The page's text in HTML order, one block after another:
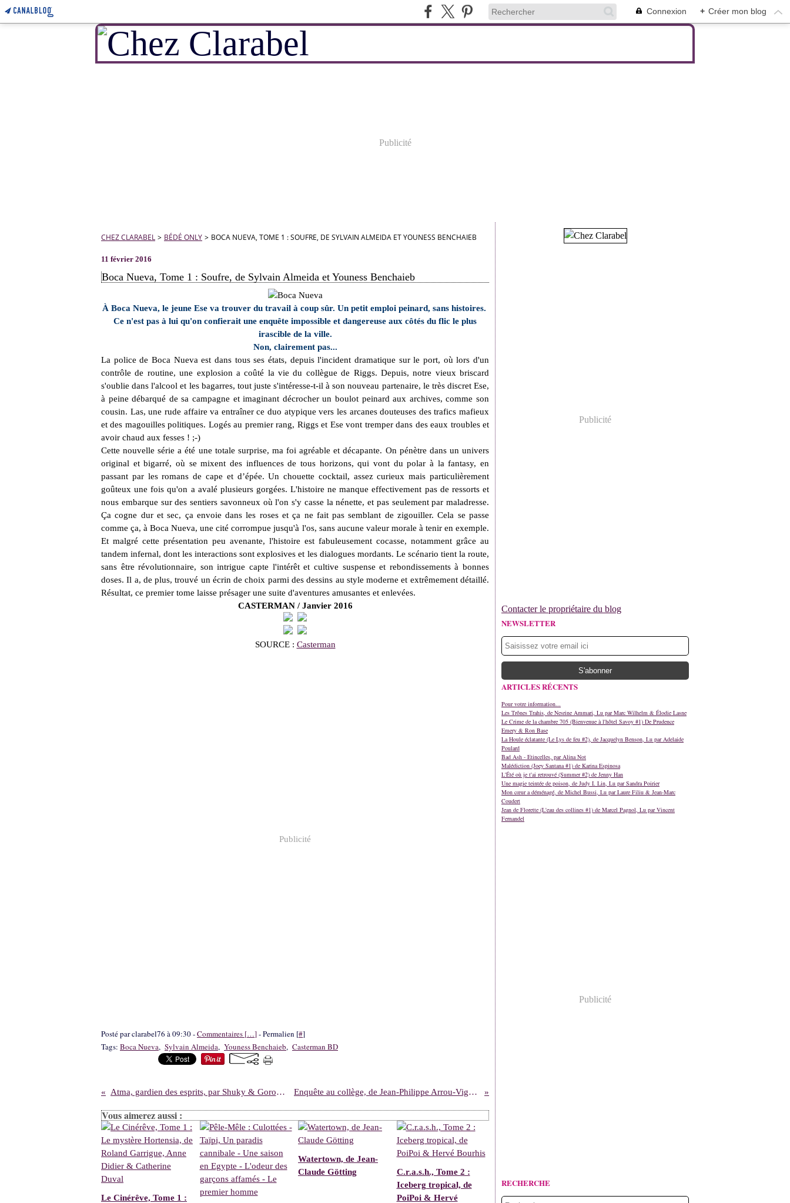
Connexion + Créer mon blog
Publicité
CHEZ CLARABEL > BÉDÉ ONLY > BOCA NUEVA, TOME 1 : SOUFRE, DE SYLVAIN ALMEIDA ET YOUNESS BENCHAIEB
11 février 2016
Boca Nueva, Tome 1 : Soufre, de Sylvain Almeida et Youness Benchaieb
À Boca Nueva, le jeune Ese va trouver du travail à coup sûr. Un petit emploi peinard, sans histoires.
Ce n'est pas à lui qu'on confierait une enquête impossible et dangereuse aux côtés du flic le plus
irascible de la ville.
Non, clairement pas...
La police de Boca Nueva est dans tous ses états, depuis l'incident dramatique sur le port, où lors d'un
contrôle de routine, une explosion a coûté la vie du collègue de Riggs. Depuis, notre vieux briscard
s'oublie dans l'alcool et les bagarres, tout juste s'intéresse-t-il à son nouveau partenaire, le très discret Ese,
à peine débarqué de sa campagne et imaginant décrocher un boulot peinard aux archives, comme son
cousin. Las, une rude affaire va entraîner ce duo atypique vers les arcanes douteuses des trafics mafieux
et des magouilles politiques. Logés au premier rang, Riggs et Ese vont tremper dans des eaux troubles et
avoir chaud aux fesses ! ;-)
Cette nouvelle série a été une totale surprise, ma foi agréable et décapante. On pénètre dans un univers
original et bigarré, où se mixent des influences de tous horizons, qui vont dupolar à la fantasy, en
passant par les romans de cape et d’épée. Un chouette cocktail, assez curieux mais particulièrement
goûteux une fois qu'on a avalé plusieurs gorgées. L'histoire ne manque effectivement pas de ressorts et
nous embarque sur des sentiers savonneux où l'on s'y casse la nénette, et pas seulement par maladresse.
Ça cogne dur et sec, ça envoie dans les roses et ça ne fait pas semblant de zigouiller. Cela se passe
comme ça, à Boca Nueva, une cité corrompue jusqu'à l'os, sans aucune valeur morale à tenir en exemple.
Et malgré cette présentation peu avenante, l'histoire est fabuleusement cocasse, notamment grâce au
tandem infernal, dont les interactions sont explosives et les dialogues mordants. Le scénario tient la route,
sans être révolutionnaire, son intrigue capte l'intérêt et cultive suspense et rebondissements à bonnes
doses. Il a, de plus, trouvé un écrin de choix parmi des dessins au style moderne et extrêmement détaillé.
Résultat, ce premier tome laisse présager une suite d'aventures amusantes et enlevées.
CASTERMAN / Janvier 2016
SOURCE : Casterman
Publicité
Posté par clarabel76 à 09:30 -Commentaires […]- Permalien [#]
Tags: Boca Nueva, Sylvain Almeida, Youness Benchaieb, Casterman BD
Atma, gardien des esprits, par Shuky & Gorobei Enquête au collège, de Jean-Philippe Arrou-Vignod
Vous aimerez aussi :
Le Cinérêve, Tome 1 :
Watertown, de Jean-
Claude Götting
C.r.a.s.h., Tome 2 :
Iceberg tropical, de
PoiPoi & Hervé
Publicité
Contacter le propriétaire du blog
NEWSLETTER
ARTICLES RÉCENTS
Pour votre information...
Les Trônes Trahis, de Nesrine Ammari, Lu par Marc Wilhelm & Élodie Lasne
Le Crime de la chambre 705 (Bienvenue à l'hôtel Savoy #1) De Prudence
Emery & Ron Base
La Houle éclatante (Le Lys de feu #2), de Jacquelyn Benson, Lu par Adelaide
Poulard
Bad Ash - Etincelles, par Alina Not
Malédiction (Joey Santana #1) de Karina Espinosa
L'Été où je t'ai retrouvé (Summer #2) de Jenny Han
Une magie teintée de poison, de Judy I. Lin, Lu par Sandra Poirier
Mon cœur a déménagé, de Michel Bussi, Lu par Laure Filiu & Jean-Marc
Coudert
Jean de Florette (L'eau des collines #1) de Marcel Pagnol, Lu par Vincent
Fernandel
Publicité
RECHERCHE